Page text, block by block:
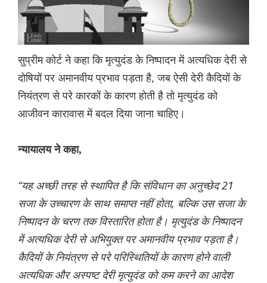
सुप्रीम कोर्ट ने कहा कि मृत्युदंड के निष्पादन में अत्यधिक देरी से
दोषियों पर अमानवीय प्रभाव पड़ता है, जब ऐसी देरी कैदियों के
नियंत्रण से परे कारकों के कारण होती है तो मृत्युदंड को
आजीवन कारावास में बदल दिया जाना चाहिए।
न्यायालय ने कहा,
“यह अच्छी तरह से स्थापित है कि संविधान का अनुच्छेद 21
सजा के उच्चारण के साथ समाप्त नहीं होता, बल्कि उस सजा के
निष्पादन के चरण तक विस्तारित होता है। मृत्युदंड के निष्पादन
में अत्यधिक देरी से अभियुक्त पर अमानवीय प्रभाव पड़ता है।
कैदियों के नियंत्रण से परे परिस्थितियों के कारण होने वाली
अत्यधिक और अस्पष्ट देरी मृत्युदंड को कम करने का आदेश